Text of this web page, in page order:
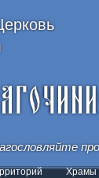
за обижающих
Храмы